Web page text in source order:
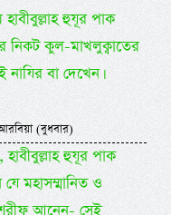
হুযূর পাক
নিকট কুল-মাখলুক্বাতের
বা দেখেন।
(বুধবার)
হুযূর পাক
যে মহাসম্মানিত ও